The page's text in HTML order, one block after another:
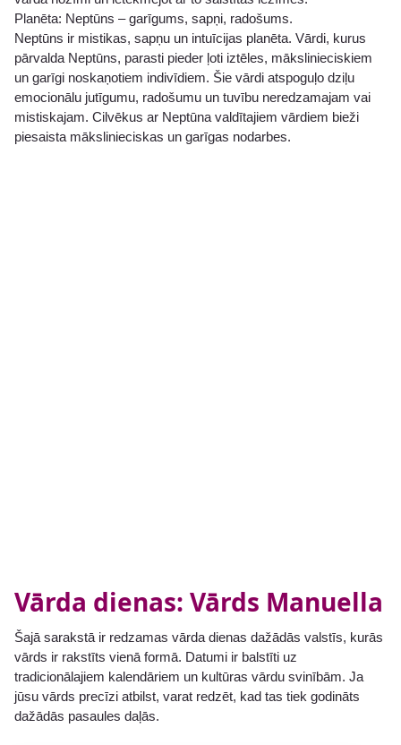
Planēta: Neptūns – garīgums, sapņi, radošums.
Neptūns ir mistikas, sapņu un intuīcijas planēta. Vārdi, kurus
pārvalda Neptūns, parasti pieder ļoti iztēles, mākslinieciskiem
un garīgi noskaņotiem indivīdiem. Šie vārdi atspoguļo dziļu
emocionālu jutīgumu, radošumu un tuvību neredzamajam vai
mistiskajam. Cilvēkus ar Neptūna valdītajiem vārdiem bieži
piesaista mākslinieciskas un garīgas nodarbes.
Vārda dienas: Vārds Manuella
Šajā sarakstā ir redzamas vārda dienas dažādās valstīs, kurās
vārds ir rakstīts vienā formā. Datumi ir balstīti uz
tradicionālajiem kalendāriem un kultūras vārdu svinībām. Ja
jūsu vārds precīzi atbilst, varat redzēt, kad tas tiek godināts
dažādās pasaules daļās.